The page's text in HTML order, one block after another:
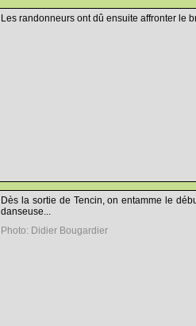
Les randonneurs ont dû ensuite affronter le
Dès la sortie de Tencin, on entamme le
danseuse...
Photo: Didier Bougardier